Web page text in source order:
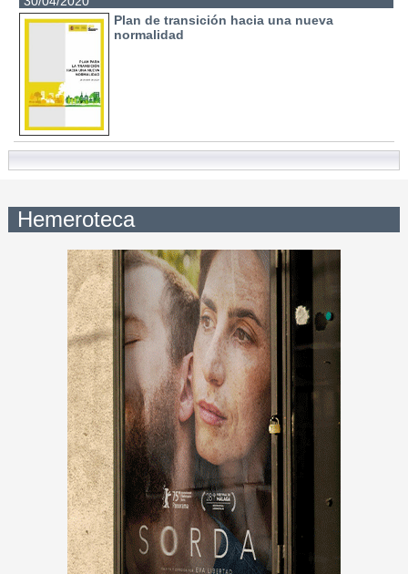
Plan de transición hacia una nueva
normalidad
Hemeroteca